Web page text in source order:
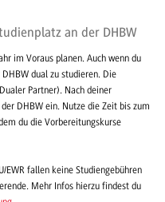
an der DHBW
im Voraus planen. Auch wenn du
dual zu studieren. Die
Partner). Nach deiner
DHBW ein. Nutze die Zeit bis zum
du die Vorbereitungskurse
EWR fallen keine Studiengebühren
Mehr Infos hierzu findest du